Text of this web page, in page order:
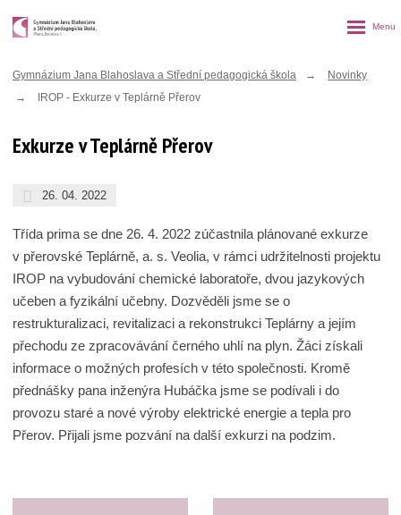
Gymnázium Jana Blahoslava a Střední pedagogická škola
Novinky
IROP - Exkurze v Teplárně Přerov
Exkurze v Teplárně Přerov
26. 04. 2022
Třída prima se dne 26. 4. 2022 zúčastnila plánované exkurze
v přerovské Teplárně, a. s. Veolia, v rámci udržitelnosti projektu
IROP na vybudování chemické laboratoře, dvou jazykových
učeben a fyzikální učebny. Dozvěděli jsme se o
restrukturalizaci, revitalizaci a rekonstrukci Teplárny a jejím
přechodu ze zpracovávání černého uhlí na plyn. Žáci získali
informace o možných profesích v této společnosti. Kromě
přednášky pana inženýra Hubáčka jsme se podívali i do
provozu staré a nové výroby elektrické energie a tepla pro
Přerov. Přijali jsme pozvání na další exkurzi na podzim.